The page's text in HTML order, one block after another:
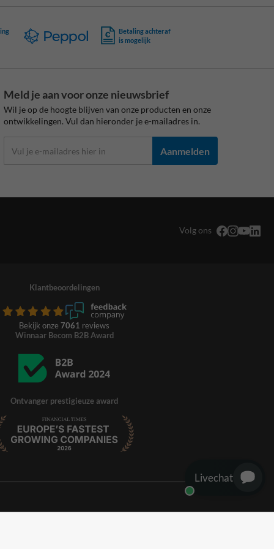
Betaling achteraf
is mogelijk
Meld je aan voor onze nieuwsbrief
Wil je op de hoogte blijven van onze producten en onze
ontwikkelingen. Vul dan hieronder je e-mailadres in.
Aanmelden
Volg ons
Klantbeoordelingen
Bekijk onze 7061 reviews
Winnaar Becom B2B Award
Ontvanger prestigieuze award
Livechat